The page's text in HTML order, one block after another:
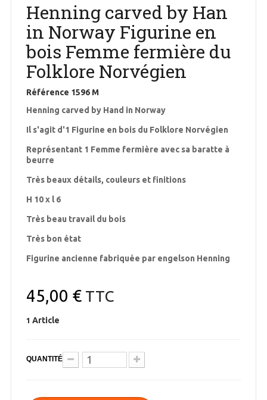
Henning carved by Han
in Norway Figurine en
bois Femme fermière du
Folklore Norvégien
Référence 1596 M
Henning carved by Hand in Norway
Il s'agit d'1 Figurine en bois du Folklore Norvégien
Représentant 1 Femme fermière avec sa baratte à
beurre
Très beaux détails, couleurs et finitions
H 10 x l 6
Très beau travail du bois
Très bon état
Figurine ancienne fabriquée par engelson Henning
45,00 €TTC
1 Article
QUANTITÉ